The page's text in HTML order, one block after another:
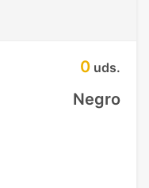
0 uds.
Negro